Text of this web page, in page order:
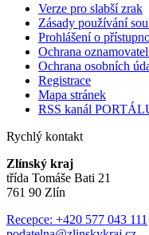
Verze pro slabší zrak
Zásady používání
Prohlášení o
Ochrana
Ochrana osobních
Registrace
Mapa stránek
RSS kanál
Rychlý kontakt
Zlínský kraj
třída Tomáše Bati 21
761 90 Zlín
Recepce: +420 577 043 111